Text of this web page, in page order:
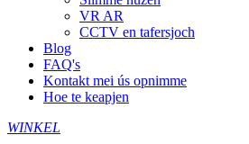
VR AR
CCTV en tafersjoch
Blog
FAQ's
Kontakt mei ús opnimme
Hoe te keapjen
WINKEL